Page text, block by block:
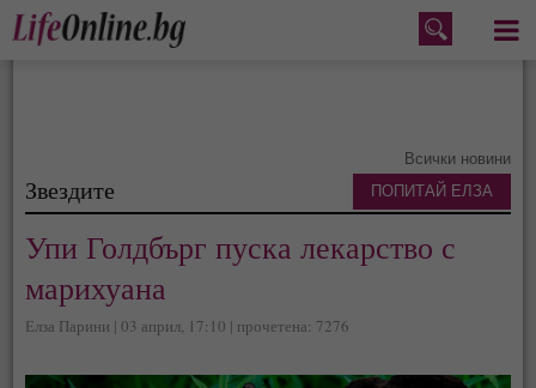
Меню
Всички новини
Звездите
Упи Голдбърг пуска лекарство с
марихуана
Елза Парини | 03 април, 17:10 | прочетена: 7276
ПОПИТАЙ ЕЛЗА